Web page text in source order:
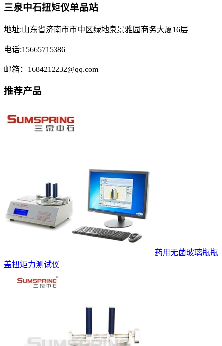
三泉中石扭矩仪单品站
地址:山东省济南市市中区绿地泉景雅园商务大厦16层
电话:15665715386
邮箱：1684212232@qq.com
推荐产品
药用无菌玻璃瓶瓶
盖扭矩力测试仪